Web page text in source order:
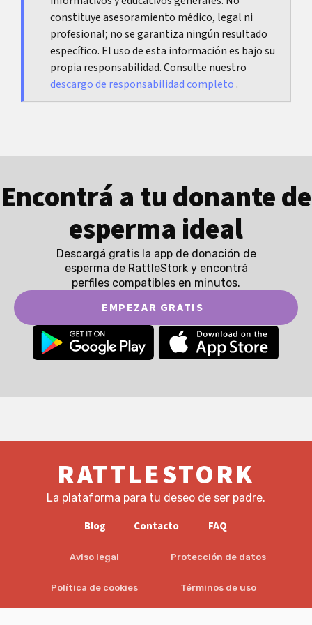
corto de los últimos días puede facilitar mucho la
valoración.
constituye asesoramiento médico, legal ni
profesional; no se garantiza ningún resultado
específico. El uso de esta información es bajo su
propia responsabilidad. Consulte nuestro
descargo de responsabilidad completo.
Encontrá a tu donante de
esperma ideal
Descargá gratis la app de donación de
esperma de RattleStork y encontrá
perfiles compatibles en minutos.
EMPEZAR GRATIS
RATTLESTORK
La plataforma para tu deseo de ser padre.
Blog Contacto FAQ
Aviso legal Protección de datos
Política de cookies Términos de uso